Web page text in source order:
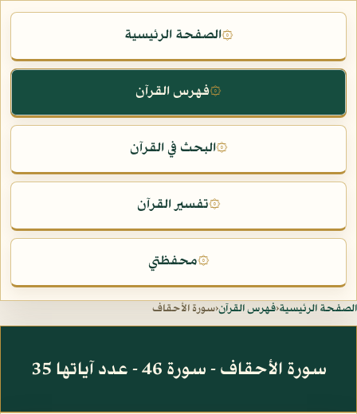
۞الصفحة الرئيسية
۞فهرس القرآن
۞البحث في القرآن
۞تفسير القرآن
۞محفظتي
الصفحة الرئيسية‹فهرس القرآن‹سورة الأحقاف
سورة الأحقاف - سورة 46 - عدد آياتها 35